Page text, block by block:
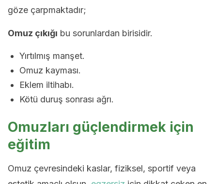
göze çarpmaktadır;
Omuz çıkığı bu sorunlardan birisidir.
Yırtılmış manşet.
Omuz kayması.
Eklem iltihabı.
Kötü duruş sonrası ağrı.
Omuzları güçlendirmek için
eğitim
Omuz çevresindeki kaslar, fiziksel, sportif veya